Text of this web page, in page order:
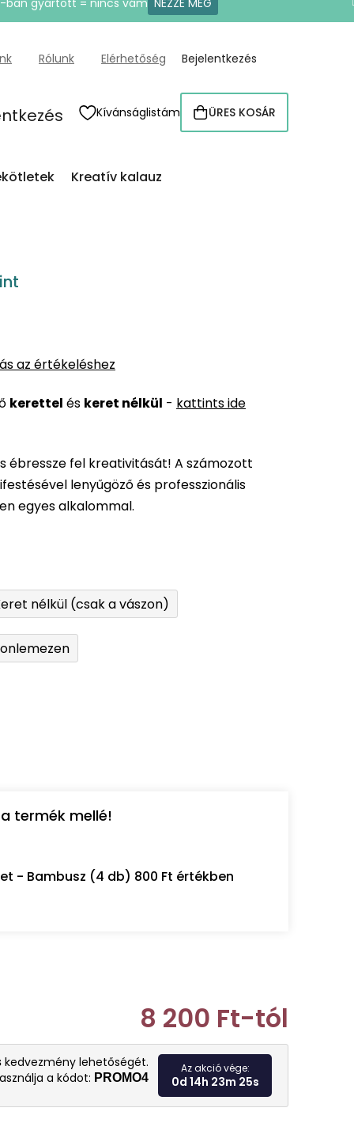
ban gyártott = nincs vám NÉZZE MEG
Rólunk Elérhetőség Bejelentkezés
Kívánságlistám KOSÁR
ÜRES KOSÁR
Kreatív kalauz
az értékeléshez
kerettel és keret nélkül - kattints ide
ébressze fel kreativitását! A számozott
lenyűgöző és professzionális
egyes alkalommal.
nélkül (csak a vászon)
termék mellé!
- Bambusz (4 db) 800 Ft értékben
8 200 Ft-tól
Egységár:
kedvezmény lehetőségét.
a kódot: PROMO4
Az akció vége:
0d 14h 23m 24s